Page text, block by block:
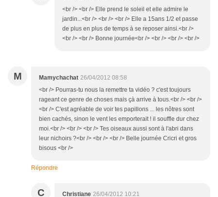
<br /> <br /> Elle prend le soleil et elle admire le
jardin...<br /> <br /> <br /> Elle a 15ans 1/2 et passe
de plus en plus de temps à se reposer ainsi.<br />
<br /> <br /> Bonne journée<br /> <br /> <br /> <br />
M Mamychachat 26/04/2012 08:58
<br /> Pourras-tu nous la remettre ta vidéo ? c'est toujours
rageant ce genre de choses mais çà arrive à tous.<br /> <br />
<br /> C'est agréable de voir tes papillons ... les nôtres sont
bien cachés, sinon le vent les emporterait ! il souffle dur chez
moi.<br /> <br /> <br /> Tes oiseaux aussi sont à l'abri dans
leur nichoirs ?<br /> <br /> <br /> Belle journée Cricri et gros
bisous <br />
Répondre
C Christiane 26/04/2012 10:21